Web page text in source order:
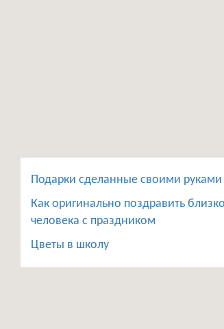
Подарки сделанные своими руками
Как оригинально поздравить
человека с праздником
Цветы в школу